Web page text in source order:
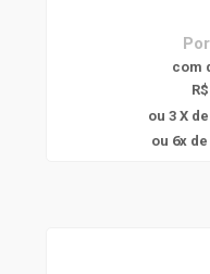
com
ou 3 X
ou 6x de